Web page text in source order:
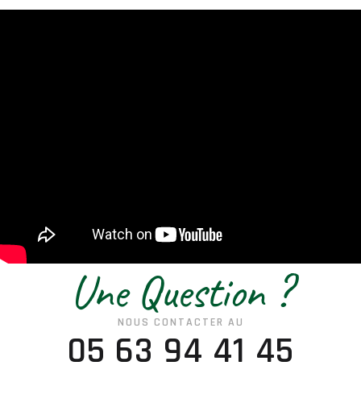
Une Question ?
NOUS CONTACTER AU
05 63 94 41 45